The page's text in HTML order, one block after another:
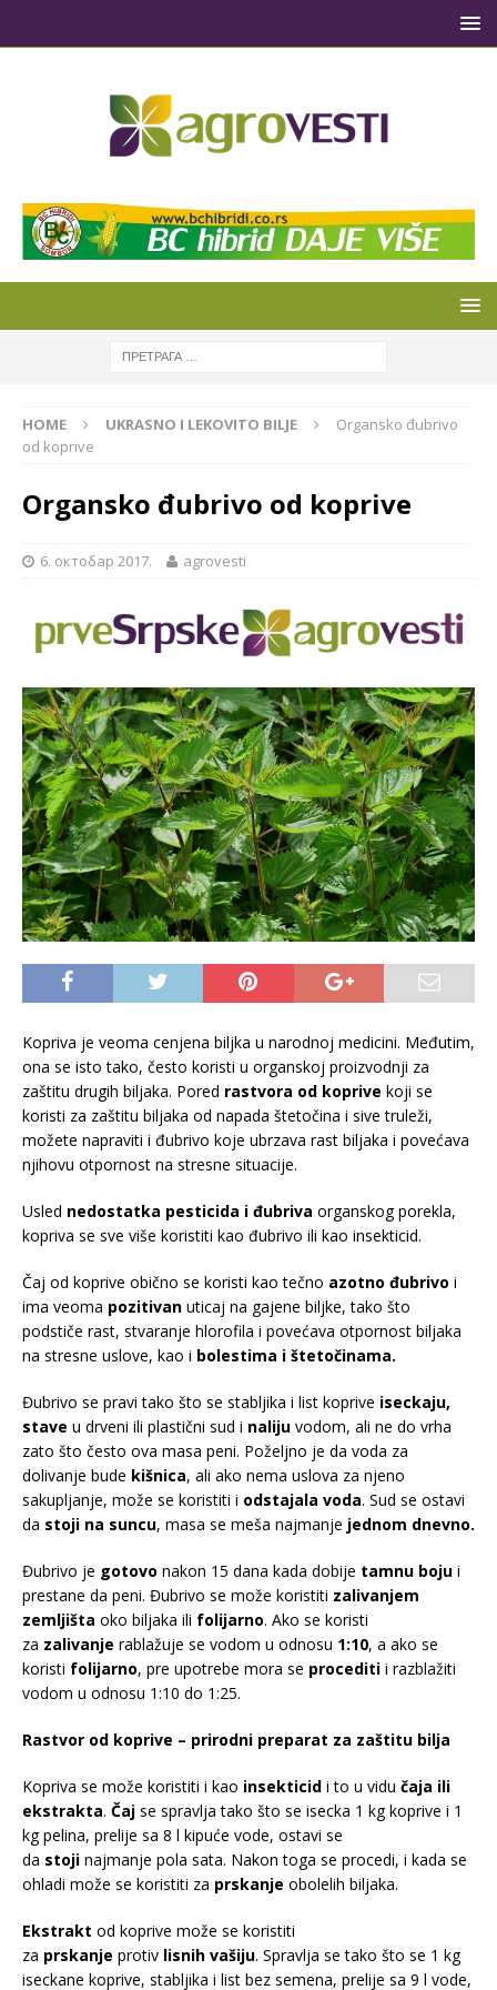
HOME UKRASNO I LEKOVITO BILJE
Organsko đubrivo
od koprive
Organsko đubrivo od koprive
6. октобар 2017. agrovesti
Kopriva je veoma cenjena biljka u narodnoj medicini. Međutim,
ona se isto tako, često koristi u organskoj proizvodnji za
zaštitu drugih biljaka. Pored rastvora od koprive koji se
koristi za zaštitu biljaka od napada štetočina i sive truleži,
možete napraviti i đubrivo koje ubrzava rast biljaka i povećava
njihovu otpornost na stresne situacije.
Usled nedostatka pesticida i đubriva organskog porekla,
kopriva se sve više koristiti kao đubrivo ili kao insekticid.
Čaj od koprive obično se koristi kao tečno azotno đubrivo i
ima veoma pozitivan uticaj na gajene biljke, tako što
podstiče rast, stvaranje hlorofila i povećava otpornost biljaka
na stresne uslove, kao i bolestima i štetočinama.
Đubrivo se pravi tako što se stabljika i list koprive iseckaju,
stave u drveni ili plastični sud i naliju vodom, ali ne do vrha
zato što često ova masa peni. Poželjno je da voda za
dolivanje bude kišnica, ali ako nema uslova za njeno
sakupljanje, može se koristiti i odstajala voda. Sud se ostavi
da stoji na suncu, masa se meša najmanje jednom dnevno.
Đubrivo je gotovo nakon 15 dana kada dobije tamnu boju i
prestane da peni. Đubrivo se može koristiti zalivanjem
zemljišta oko biljaka ili folijarno. Ako se koristi
za zalivanje rablažuje se vodom u odnosu 1:10, a ako se
koristi folijarno, pre upotrebe mora se procediti i razblažiti
vodom u odnosu 1:10 do 1:25.
Rastvor od koprive – prirodni preparat za zaštitu bilja
Kopriva se može koristiti i kao insekticid i to u vidu čaja ili
ekstrakta. Čaj se spravlja tako što se isecka 1 kg koprive i 1
kg pelina, prelije sa 8 l kipuće vode, ostavi se
da stoji najmanje pola sata. Nakon toga se procedi, i kada se
ohladi može se koristiti za prskanje obolelih biljaka.
Ekstrakt od koprive može se koristiti
za prskanje protiv lisnih vašiju. Spravlja se tako što se 1 kg
iseckane koprive, stabljika i list bez semena, prelije sa 9 l vode,